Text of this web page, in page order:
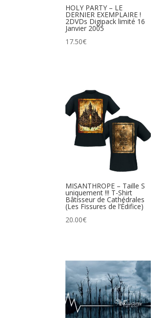
HOLY PARTY – LE
DERNIER EXEMPLAIRE !
2DVDs Digipack limité 16
Janvier 2005
17.50€
MISANTHROPE – Taille S
uniquement !!! T-Shirt
Bâtisseur de Cathédrales
(Les Fissures de l’Édifice)
20.00€